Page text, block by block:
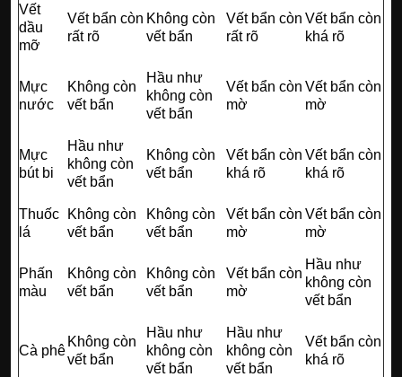
Vết
dầu
mỡ
Vết bẩn còn
rất rõ
Không còn
vết bẩn
Vết bẩn còn
rất rõ
Vết bẩn còn
khá rõ
Mực
nước
Không còn
vết bẩn
Hầu như
không còn
vết bẩn
Vết bẩn còn
mờ
Vết bẩn còn
mờ
Mực
bút bi
Hầu như
không còn
vết bẩn
Không còn
vết bẩn
Vết bẩn còn
khá rõ
Vết bẩn còn
khá rõ
Thuốc
lá
Không còn
vết bẩn
Không còn
vết bẩn
Vết bẩn còn
mờ
Vết bẩn còn
mờ
Phấn
màu
Không còn
vết bẩn
Không còn
vết bẩn
Vết bẩn còn
mờ
Hầu như
không còn
vết bẩn
Cà phê
Không còn
vết bẩn
Hầu như
không còn
vết bẩn
Hầu như
không còn
vết bẩn
Vết bẩn còn
khá rõ